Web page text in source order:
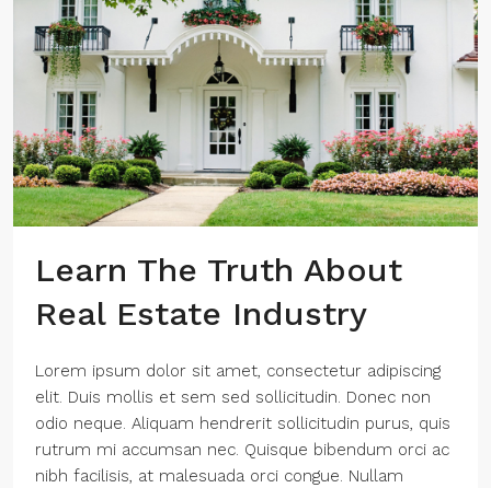
Learn The Truth About
Real Estate Industry
Lorem ipsum dolor sit amet, consectetur adipiscing
elit. Duis mollis et sem sed sollicitudin. Donec non
odio neque. Aliquam hendrerit sollicitudin purus, quis
rutrum mi accumsan nec. Quisque bibendum orci ac
nibh facilisis, at malesuada orci congue. Nullam